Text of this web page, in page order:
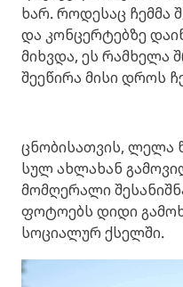
ხარ. როდესაც ჩემმა
და კონცერტებზე
მიხვდა, ეს რამხელა
შეეწირა მისი დროს
ცნობისათვის, ლელა
სულ ახლახან
მომღერალი
ფოტოებს დიდი
სოციალურ ქსელში.